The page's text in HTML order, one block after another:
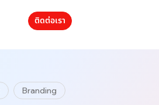
ติดต่อเรา
Branding